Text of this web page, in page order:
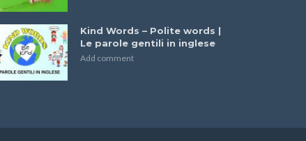
Kind Words – Polite words |
Le parole gentili in inglese
Add comment